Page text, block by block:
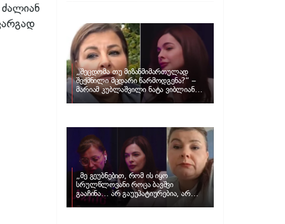
„შეცდომა თუ მიზანმიმართულად
შექმნილი მცდარი წარმოდგენა?“ –
მარიამ კუბლაშვილი ნატა ვიბლიანის
საქმეზე ვიდეომიმართვას ავრცელებს
„მე გეუბნებით, რომ ის იყო
სრულწლოვანი როცა ბავშვი
გააჩინა… არ გაუუპატიურებია, არ
უძალადია და მსგავსი რამ არ